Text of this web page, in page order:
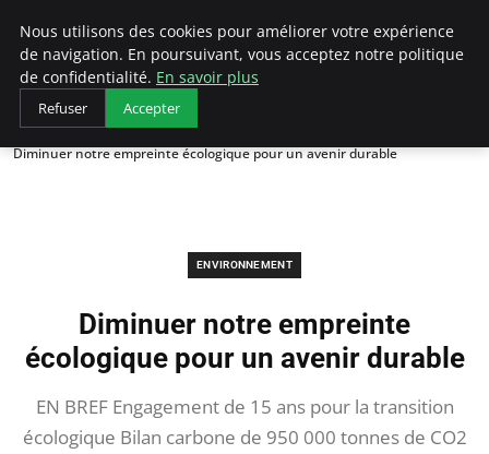
Arcticclimateemergency
Accueil
Environnement
Diminuer notre empreinte écologique pour un avenir durable
ENVIRONNEMENT
Diminuer notre empreinte
écologique pour un avenir durable
EN BREF Engagement de 15 ans pour la transition
écologique Bilan carbone de 950 000 tonnes de CO2
Nous utilisons des cookies pour améliorer votre expérience
de navigation. En poursuivant, vous acceptez notre politique
de confidentialité. En savoir plus
Refuser Accepter